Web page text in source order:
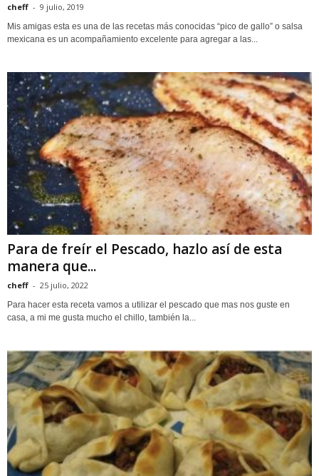
cheff - 9 julio, 2019
Mis amigas esta es una de las recetas más conocidas “pico de gallo” o salsa
mexicana es un acompañamiento excelente para agregar a las...
Para de freír el Pescado, hazlo así de esta
manera que...
cheff - 25 julio, 2022
Para hacer esta receta vamos a utilizar el pescado que mas nos guste en
casa, a mi me gusta mucho el chillo, también la...